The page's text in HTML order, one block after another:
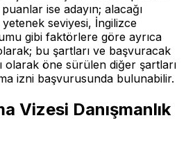
ise adayın; alacağı
seviyesi, İngilizce
gibi faktörlere göre ayrıca
bu şartları ve başvuracak
olarak öne sürülen diğer şartları
izni başvurusunda bulunabilir.
Vizesi Danışmanlık